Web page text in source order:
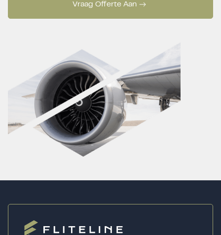
Vraag Offerte Aan